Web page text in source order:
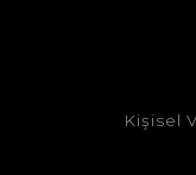
Kişisel